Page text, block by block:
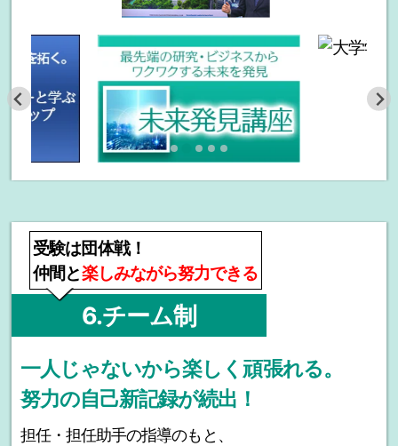
受験は団体戦！
仲間と楽しみながら努力できる
6.チーム制
一人じゃないから楽しく頑張れる。
努力の自己新記録が続出！
担任・担任助手の指導のもと、